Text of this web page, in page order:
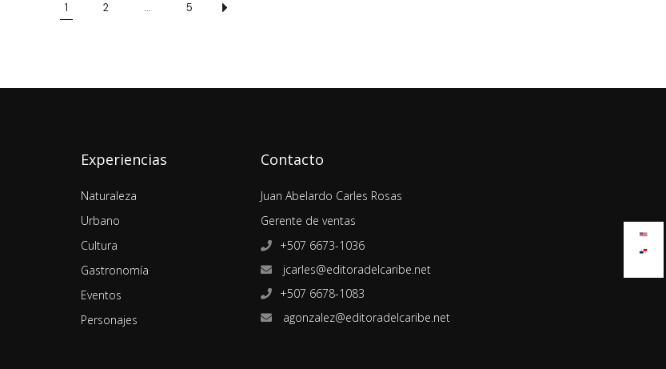
1 2 … 5
Experiencias
Naturaleza
Urbano
Cultura
Gastronomía
Eventos
Personajes
Contacto
Juan Abelardo Carles Rosas
Gerente de ventas
+507 6673-1036
jcarles@editoradelcaribe.net
+507 6678-1083
agonzalez@editoradelcaribe.net